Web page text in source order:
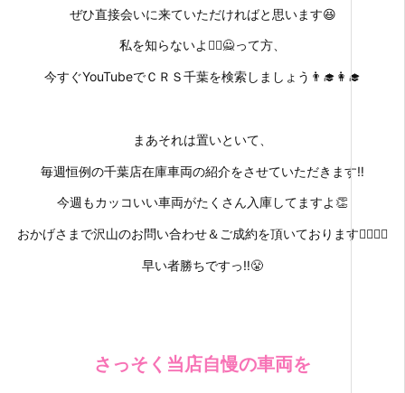
ぜひ直接会いに来ていただければと思います😆
私を知らないよ🙅‍♂️🙅って方、
今すぐYouTubeでＣＲＳ千葉を検索しましょう👨‍🎓👩‍🎓
まあそれは置いといて、
毎週恒例の千葉店在庫車両の紹介をさせていただきます‼
今週もカッコいい車両がたくさん入庫してますよ👏
おかげさまで沢山のお問い合わせ＆ご成約を頂いております🙇‍♀️🙇‍♀️
早い者勝ちですっ‼😤
さっそく当店自慢の車両を